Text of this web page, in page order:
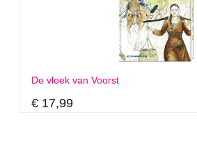
De vloek van Voorst
€ 17,99